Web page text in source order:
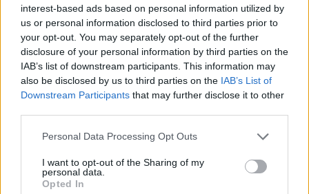
interest-based ads based on personal information utilized by
us or personal information disclosed to third parties prior to
your opt-out. You may separately opt-out of the further
disclosure of your personal information by third parties on the
IAB’s list of downstream participants. This information may
also be disclosed by us to third parties on the IAB’s List of
Downstream Participants that may further disclose it to other
Personal Data Processing Opt Outs
I want to opt-out of the Sharing of my
personal data.
Opted In
Το FIAT 500 Hybrid τώρα από 18.990 ευρώ
Ουκρανία: Με Μίχαϊλιουκ και
Πάρκερ: «Όνειρό μου να
ανάρτηση που έκανε
HELLENiQ ENERGY: Κέρδη 393 εκατ. ευρώ στο α' εξάμηνο – Στα 734